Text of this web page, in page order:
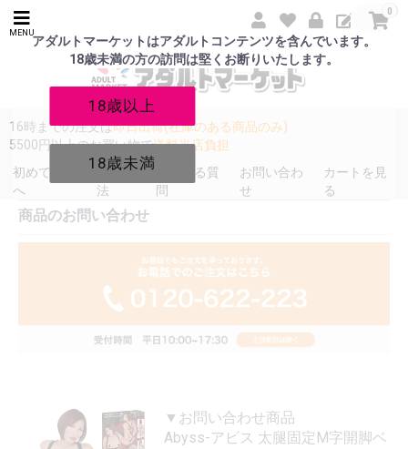
アダルトマーケットはアダルトコンテンツを含んでいます。
18歳未満の方の訪問は堅くお断りいたします。
18歳以上
18歳未満
MENU
0
16時までの注文は即日出荷(在庫のある商品のみ)
5500円以上のお買い物で送料当店負担
初めての方
へ
発送方
法
よくある質
問
お問い合わ
せ
カートを見
る
商品のお問い合わせ
▼お問い合わせ商品
Abyss-アビス 太腿固定M字開脚ベ